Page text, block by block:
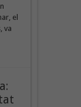
el
va